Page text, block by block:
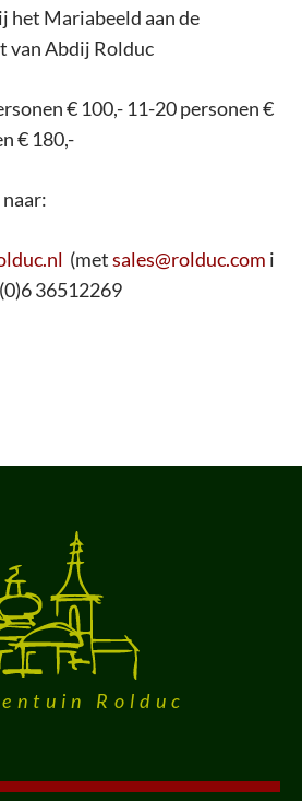
het Mariabeeld aan de
van Abdij Rolduc
€ 100,- 11-20 personen €
€ 180,-
(metsales@rolduc.com i
36512269
Rolduc